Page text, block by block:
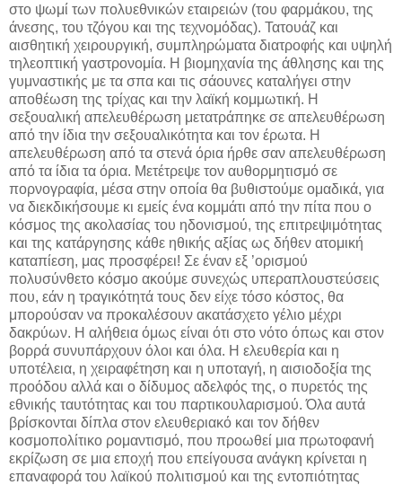
στο ψωμί των πολυεθνικών εταιρειών (του φαρμάκου, της
άνεσης, του τζόγου και της τεχνομόδας). Τατουάζ και
αισθητική χειρουργική, συμπληρώματα διατροφής και υψηλή
τηλεοπτική γαστρονομία. Η βιομηχανία της άθλησης και της
γυμναστικής με τα σπα και τις σάουνες καταλήγει στην
αποθέωση της τρίχας και την λαϊκή κομμωτική. Η
σεξουαλική απελευθέρωση μετατράπηκε σε απελευθέρωση
από την ίδια την σεξουαλικότητα και τον έρωτα. Η
απελευθέρωση από τα στενά όρια ήρθε σαν απελευθέρωση
από τα ίδια τα όρια. Μετέτρεψε τον αυθορμητισμό σε
πορνογραφία, μέσα στην οποία θα βυθιστούμε ομαδικά, για
να διεκδικήσουμε κι εμείς ένα κομμάτι από την πίτα που ο
κόσμος της ακολασίας του ηδονισμού, της επιτρεψιμότητας
και της κατάργησης κάθε ηθικής αξίας ως δήθεν ατομική
καταπίεση, μας προσφέρει! Σε έναν εξ ’ορισμού
πολυσύνθετο κόσμο ακούμε συνεχώς υπεραπλουστεύσεις
που, εάν η τραγικότητά τους δεν είχε τόσο κόστος, θα
μπορούσαν να προκαλέσουν ακατάσχετο γέλιο μέχρι
δακρύων. Η αλήθεια όμως είναι ότι στο νότο όπως και στον
βορρά συνυπάρχουν όλοι και όλα. Η ελευθερία και η
υποτέλεια, η χειραφέτηση και η υποταγή, η αισιοδοξία της
προόδου αλλά και ο δίδυμος αδελφός της, ο πυρετός της
εθνικής ταυτότητας και του παρτικουλαρισμού. Όλα αυτά
βρίσκονται δίπλα στον ελευθεριακό και τον δήθεν
κοσμοπολίτικο ρομαντισμό, που προωθεί μια πρωτοφανή
εκρίζωση σε μια εποχή που επείγουσα ανάγκη κρίνεται η
επαναφορά του λαϊκού πολιτισμού και της εντοπιότητας